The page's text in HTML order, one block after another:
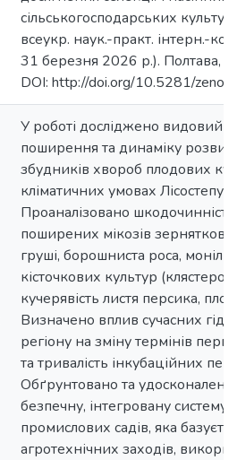
сільськогосподарських культур
всеукр. наук.-практ. інтерн.-
31 березня 2026 р.). Полтава,
DOI: http://doi.org/10.5281/
У роботі досліджено видовий
поширення та динаміку
збудників хвороб плодових
кліматичних умовах Лісостепу
Проаналізовано
поширених мікозів
груші, борошниста роса,
кісточкових культур
кучерявість листя персика,
Визначено вплив сучасних
регіону на зміну термінів
та тривалість інкубаційних
Обґрунтовано та удосконалено
безпечну, інтегровану систему
промислових садів, яка
агротехнічних заходів,